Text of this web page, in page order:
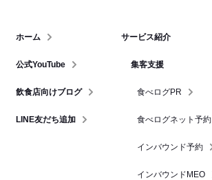
ホーム
公式YouTube
飲食店向けブログ
LINE友だち追加
サービス紹介
集客支援
食べログPR
食べログネット予約
インバウンド予約
インバウンドMEO